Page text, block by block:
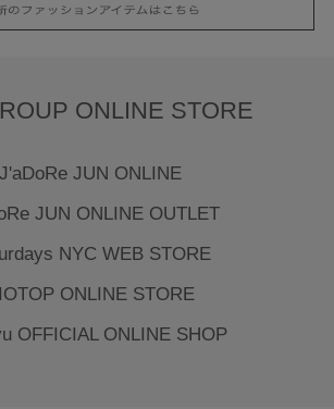
ONLINE STORE
J'aDoRe JUN ONLINE
JUN ONLINE OUTLET
NYC WEB STORE
ONLINE STORE
OFFICIAL ONLINE SHOP